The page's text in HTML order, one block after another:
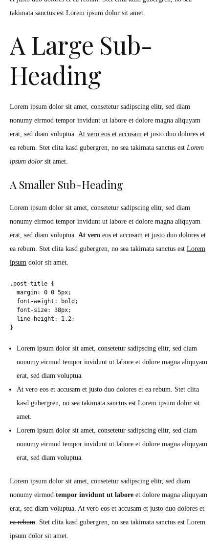
takimata sanctus est Lorem ipsum dolor sit amet.
A Large Sub-
Heading
Lorem ipsum dolor sit amet, consetetur sadipscing elitr, sed diam
nonumy eirmod tempor invidunt ut labore et dolore magna aliquyam
erat, sed diam voluptua. At vero eos et accusam et justo duo dolores et
ea rebum. Stet clita kasd gubergren, no sea takimata sanctus est Lorem
ipsum dolorsit amet.
A Smaller Sub-Heading
Lorem ipsum dolor sit amet, consetetur sadipscing elitr, sed diam
nonumy eirmod tempor invidunt ut labore et dolore magna aliquyam
erat, sed diam voluptua. At vero eos et accusam et justo duo dolores et
ea rebum. Stet clita kasd gubergren, no sea takimata sanctus est Lorem
ipsum dolor sit amet.
.post-title {
  margin: 0 0 5px;
  font-weight: bold;
  font-size: 38px;
  line-height: 1.2;
}
Lorem ipsum dolor sit amet, consetetur sadipscing elitr, sed diam
nonumy eirmod tempor invidunt ut labore et dolore magna aliquyam
erat, sed diam voluptua.
At vero eos et accusam et justo duo dolores et ea rebum. Stet clita
kasd gubergren, no sea takimata sanctus est Lorem ipsum dolor sit
amet.
Lorem ipsum dolor sit amet, consetetur sadipscing elitr, sed diam
nonumy eirmod tempor invidunt ut labore et dolore magna aliquyam
erat, sed diam voluptua.
Lorem ipsum dolor sit amet, consetetur sadipscing elitr, sed diam
nonumy eirmod tempor invidunt ut labore et dolore magna aliquyam
erat, sed diam voluptua. At vero eos et accusam et justo duo dolores et
ea rebum. Stet clita kasd gubergren, no sea takimata sanctus est Lorem
ipsum dolor sit amet.